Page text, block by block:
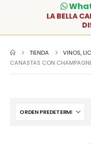
LA BELLA
TIENDA
VINOS,
CANASTAS CON